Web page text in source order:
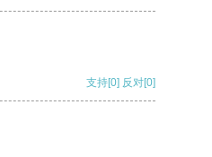
支持[0] 反对[0]